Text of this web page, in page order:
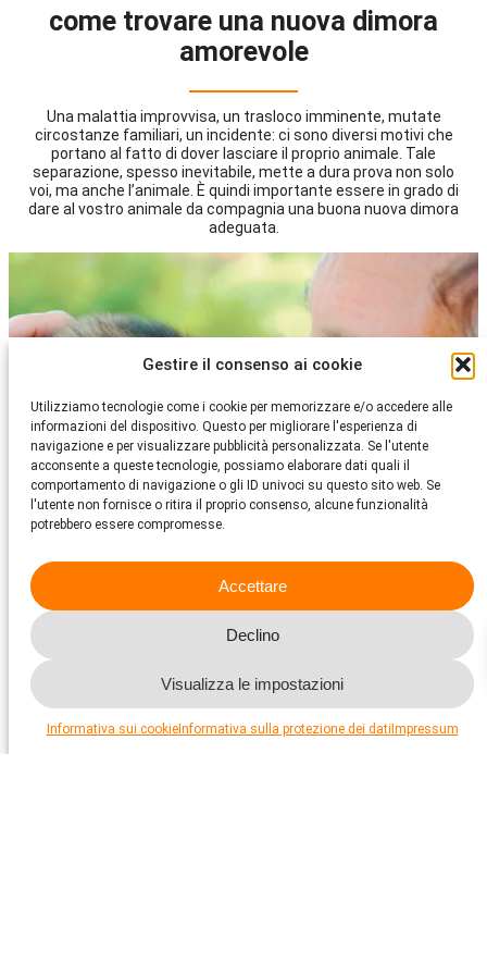
Gestire il consenso ai cookie
Utilizziamo tecnologie come i cookie per memorizzare e/o accedere alle
informazioni del dispositivo. Questo per migliorare l'esperienza di
navigazione e per visualizzare pubblicità personalizzata. Se l'utente
acconsente a queste tecnologie, possiamo elaborare dati quali il
comportamento di navigazione o gli ID univoci su questo sito web. Se
l'utente non fornisce o ritira il proprio consenso, alcune funzionalità
potrebbero essere compromesse.
Accettare
Declino
Visualizza le impostazioni
Informativa sui cookieInformativa sulla protezione dei dati Impressum
come trovare una nuova dimora
amorevole
Una malattia improvvisa, un trasloco imminente, mutate
circostanze familiari, un incidente: ci sono diversi motivi che
portano al fatto di dover lasciare il proprio animale. Tale
separazione, spesso inevitabile, mette a dura prova non solo
voi, ma anche l’animale. È quindi importante essere in grado di
dare al vostro animale da compagnia una buona nuova dimora
adeguata.
Pianificare fin dall’inizio un padrino o una
madrina per l’animale
Per i proprietari di animali domestici potrebbe essere piuttosto
utile trovare, già in periodi tranquilli, un «padrino» o una
«madrina»: l’idea di base è cercare una persona adatta che
sviluppi una relazione con l’animale domestico e che si prenda
cura di lui in caso di necessità. Avere un padrino o una madrina
non è utile solo quando si va in vacanza, ma anche in caso di